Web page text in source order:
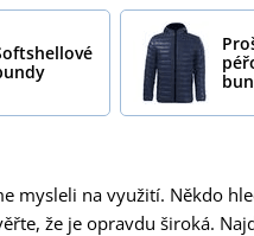
mysleli na využití. Někdo
že je opravdu široká.